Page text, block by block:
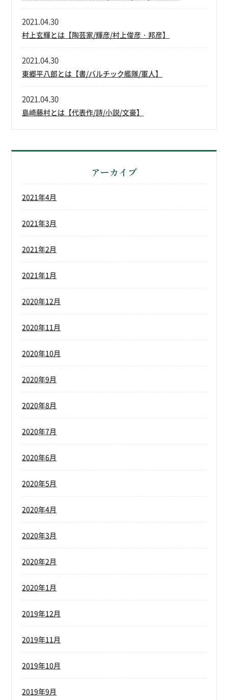
村上玄輝とは【陶芸家/輝彦/村上俊彦・邦彦】
2021.04.30
東郷平八郎とは【書/バルチック艦隊/軍人】
2021.04.30
島崎藤村とは【代表作/詩/小説/文豪】
2021.04.30
アーカイブ
2021年4月
2021年3月
2021年2月
2021年1月
2020年12月
2020年11月
2020年10月
2020年9月
2020年8月
2020年7月
2020年6月
2020年5月
2020年4月
2020年3月
2020年2月
2020年1月
2019年12月
2019年11月
2019年10月
2019年9月